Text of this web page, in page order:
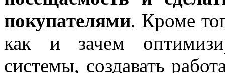
покупателями. Кроме
как и зачем
системы, создавать